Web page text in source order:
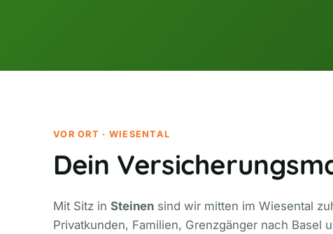
VOR ORT · WIESENTAL
Dein
Mit Sitz in Steinen sind wir mitten im Wiesental
Privatkunden, Familien, Grenzgänger nach Basel